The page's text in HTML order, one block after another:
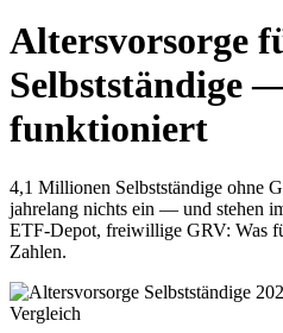
Altersvorsorge
Selbstständige
funktioniert
4,1 Millionen Selbstständige ohne
jahrelang nichts ein — und stehen
ETF-Depot, freiwillige GRV: Was
Zahlen.